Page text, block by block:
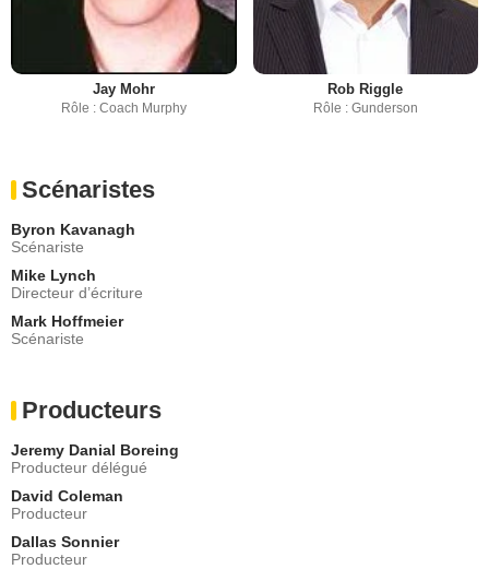
Jay Mohr
Rôle : Coach Murphy
Rob Riggle
Rôle : Gunderson
Scénaristes
Byron Kavanagh
Scénariste
Mike Lynch
Directeur d’écriture
Mark Hoffmeier
Scénariste
Producteurs
Jeremy Danial Boreing
Producteur délégué
David Coleman
Producteur
Dallas Sonnier
Producteur